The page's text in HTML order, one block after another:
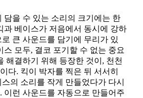
담을 수 있는 소리의 크기에는 한
과 베이스가 저음에서 동시에 강하
큰 사운드를 담기에 무리가 있
스 모두, 결코 포기할 수 없는 중요
해결하기 위해 등장한 것이, 천천
다. 킥이 박자를 찍은 뒤 서서히
의 소리를 작게 만들었다가 다시
이런 사운드를 자동으로 만들어주